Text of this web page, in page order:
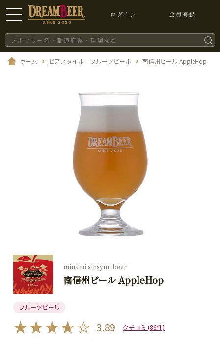
ログイン 会員登録
ホーム ビアスタイル フルーツビール 南信州ビール AppleHop
minami sinsyuu beer
南信州ビール AppleHop
フルーツビール
3.89 クチコミ (86件)